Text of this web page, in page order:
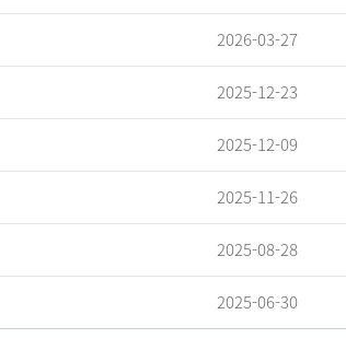
2026-03-27
2025-12-23
2025-12-09
2025-11-26
2025-08-28
2025-06-30